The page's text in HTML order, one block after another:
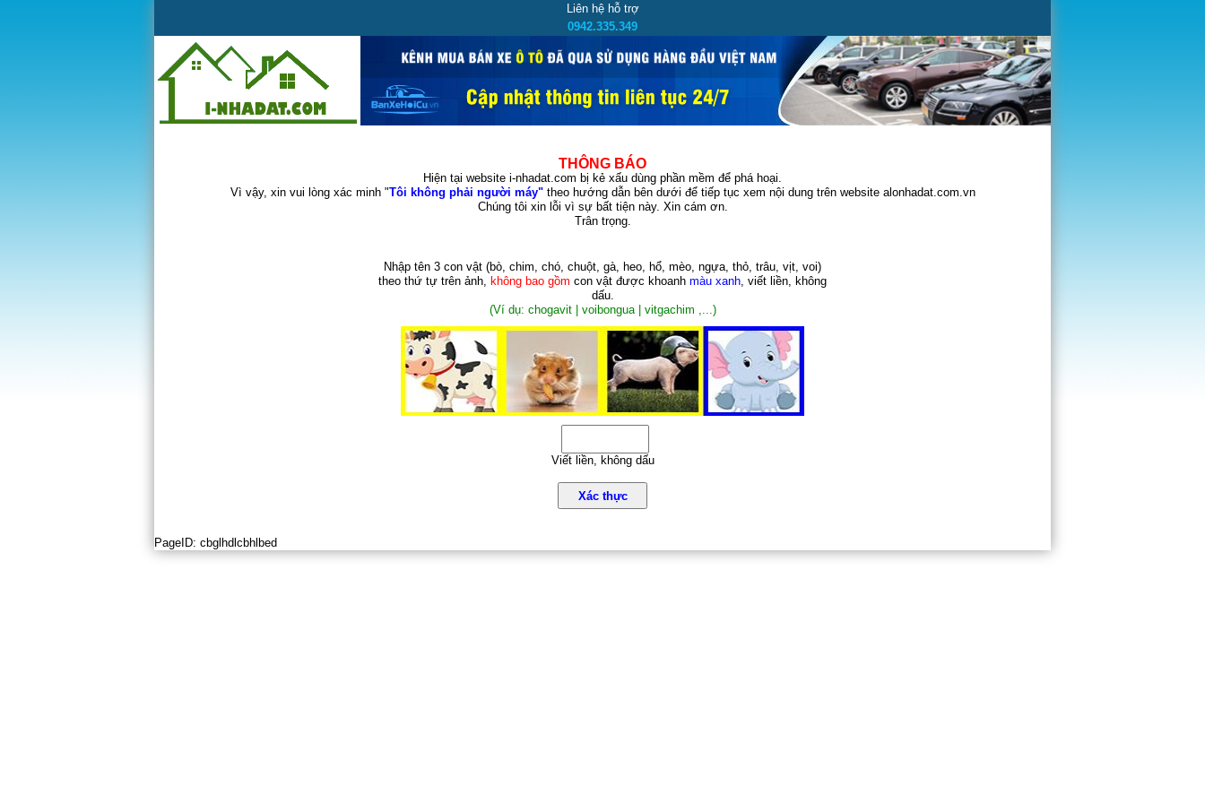
Liên hệ hỗ trợ
0942.335.349
THÔNG BÁO
Hiện tại website i-nhadat.com bị kẻ xấu dùng phần mềm để phá hoại.
Vì vậy, xin vui lòng xác minh "Tôi không phải người máy"theo hướng dẫn bên dưới để tiếp tục xem nội dung trên website alonhadat.com.vn
Chúng tôi xin lỗi vì sự bất tiện này. Xin cám ơn.
Trân trọng.
Nhập tên 3 con vật (bò, chim, chó, chuột, gà, heo, hổ, mèo, ngựa, thỏ, trâu, vịt, voi)
theo thứ tự trên ảnh, không bao gồm con vật được khoanh màu xanh, viết liền, không
dấu.
(Ví dụ: chogavit | voibongua | vitgachim ,...)
Viết liền, không dấu
Xác thực
PageID: cbglhdlcbhlbed